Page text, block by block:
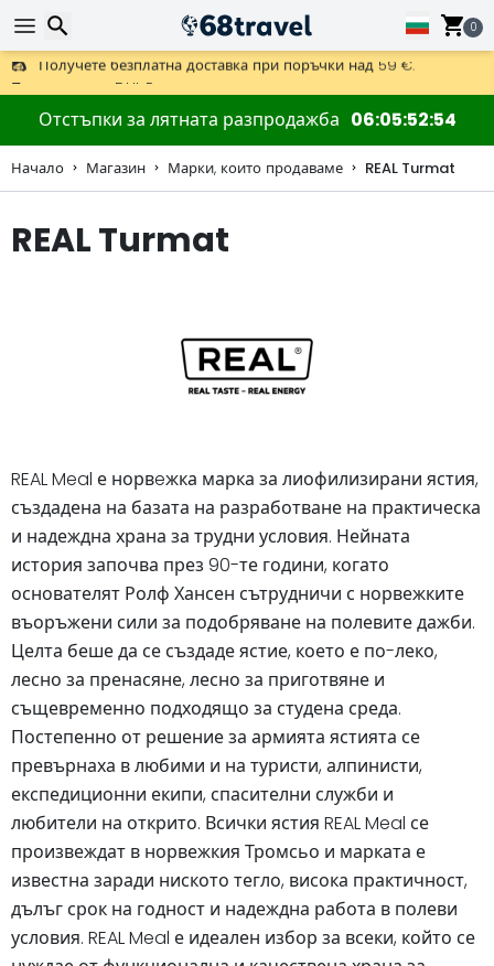
0
Получете безплатна доставка при поръчки над 59 €.
Предлага се и DHL Express за една нощ.
30 дни за връщане, 90 дни за дървени карти и декорации.
Отстъпки за лятната разпродажба 06 05 52 53
Начало Магазин Марки, които продаваме REAL Turmat
REAL Turmat
REAL Meal е норвeжка марка за лиофилизирани ястия,
създадена на базата на разработване на практическа
и надеждна храна за трудни условия. Нейната
история започва през 90-те години, когато
основателят Ролф Хансен сътрудничи с норвежките
въоръжени сили за подобряване на полевите дажби.
Целта беше да се създаде ястие, което е по-леко,
лесно за пренасяне, лесно за приготвяне и
същевременно подходящо за студена среда.
Постепенно от решение за армията ястията се
превърнаха в любими и на туристи, алпинисти,
експедиционни екипи, спасителни служби и
любители на открито. Всички ястия REAL Meal се
произвеждат в норвежкия Тромсьо и марката е
известна заради ниското тегло, висока практичност,
дълъг срок на годност и надеждна работа в полеви
условия. REAL Meal е идеален избор за всеки, който се
Търсене
Търсене